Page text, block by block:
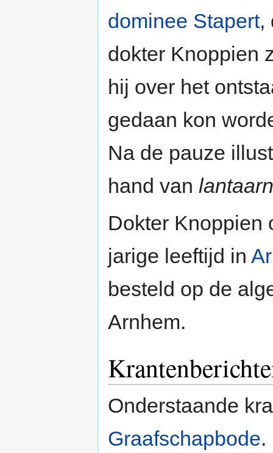
dominee Stapert,
dokter Knoppien
hij over het
gedaan kon
Na de pauze
hand van
Dokter
jarige leeftijd in
besteld op de
Arnhem.
Onderstaande
Graafschapbode.